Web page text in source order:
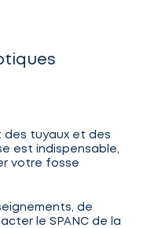
des tuyaux et des
est indispensable,
votre fosse
de
le SPANC de la